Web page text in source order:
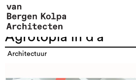
Agrotopia in d'a
architectuur